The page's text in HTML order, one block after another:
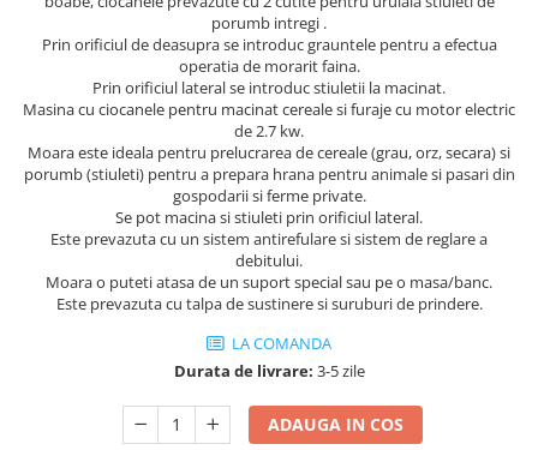
Veste
îmbrăcăminte pentru damă
Rezistent la flacăra
îmbrăcăminte asistente/doctori
îmbrăcăminte bucătari
îmbrăcăminte de lucru
Combinezoane
Pantaloni scurti
porumb intregi .
Prin orificiul de deasupra se introduc grauntele pentru a efectua
operatia de morarit faina.
Prin orificiul lateral se introduc stiuletii la macinat.
Masina cu ciocanele pentru macinat cereale si furaje cu motor electric
de 2.7 kw.
Moara este ideala pentru prelucrarea de cereale (grau, orz, secara) si
porumb (stiuleti) pentru a prepara hrana pentru animale si pasari din
gospodarii si ferme private.
Se pot macina si stiuleti prin orificiul lateral.
Este prevazuta cu un sistem antirefulare si sistem de reglare a
debitului.
Moara o puteti atasa de un suport special sau pe o masa/banc.
Este prevazuta cu talpa de sustinere si suruburi de prindere.
LA COMANDA
Durata de livrare: 3-5 zile
ADAUGA IN COS